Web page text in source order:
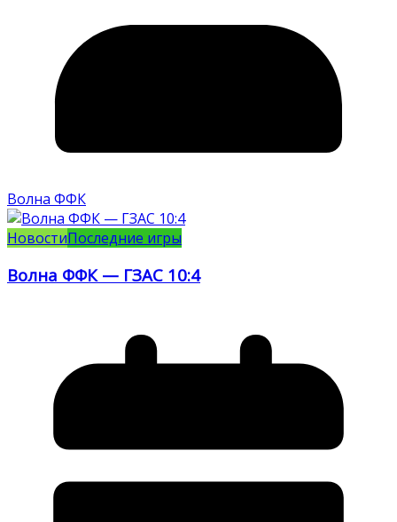
Волна ФФК
НовостиПоследние игры
Волна ФФК — ГЗАС 10:4